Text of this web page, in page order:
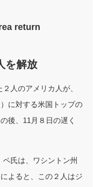
return
を解放
人のアメリカ人が、
に対する米国トップの
後、11月８日の遅く
氏は、ワシントン州
よると、この２人はジ